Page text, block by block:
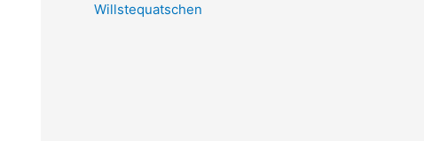
Willstequatschen